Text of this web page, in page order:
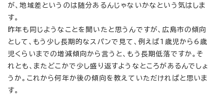
が、地域差というのは随分あるんじゃないかなという気はしま
す。
昨年も同じようなことを聞いたと思うんですが、広島市の傾向
として、もう少し長期的なスパンで見て、例えば1歳児から6歳
児くらいまでの増減傾向から言うと、もう長期低落ですか。そ
れとも、またどこかで少し盛り返すようなところがあるんでしょ
うか。これから何年か後の傾向を教えていただければと思いま
す。